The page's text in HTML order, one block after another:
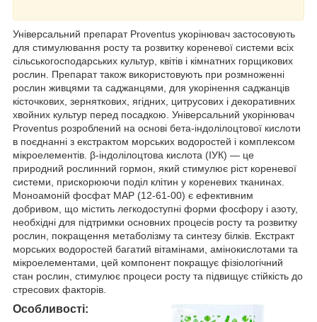
Універсальний препарат Proventus укорінювач застосовують
для стимулювання росту та розвитку кореневої системи всіх
сільськогосподарських культур, квітів і кімнатних горщикових
рослин. Препарат також використовують при розмноженні
рослин живцями та саджанцями, для укорінення саджанців
кісточкових, зерняткових, ягідних, цитрусових і декоративних
хвойних культур перед посадкою. Універсальний укорінювач
Proventus розроблений на основі бета-індолілоцтової кислоти
в поєднанні з екстрактом морських водоростей і комплексом
мікроелементів. β-індолілоцтова кислота (ІУК) — це
природний рослинний гормон, який стимулює ріст кореневої
системи, прискорюючи поділ клітин у кореневих тканинах.
Моноамоній фосфат MAP (12-61-00) є ефективним
добривом, що містить легкодоступні форми фосфору і азоту,
необхідні для підтримки основних процесів росту та розвитку
рослин, покращення метаболізму та синтезу білків. Екстракт
морських водоростей багатий вітамінами, амінокислотами та
мікроелементами, цей компонент покращує фізіологічний
стан рослин, стимулює процеси росту та підвищує стійкість до
стресових факторів.
Особливості: